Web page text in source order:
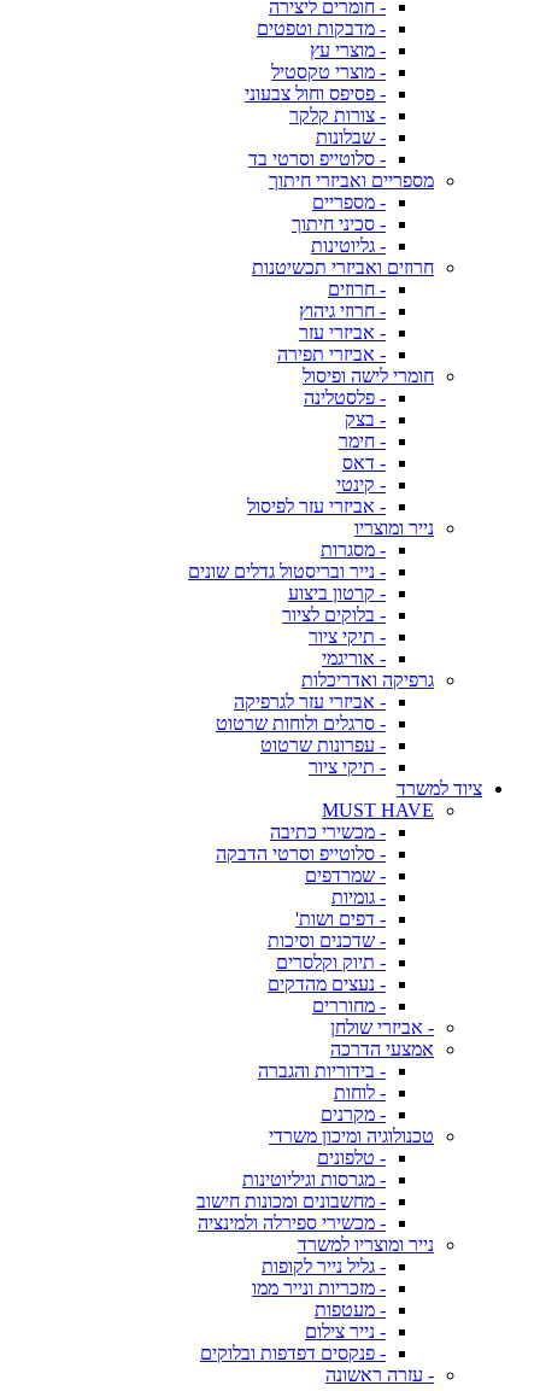
- חומרים ליצירה
- מדבקות וטפטים
- מוצרי עץ
- מוצרי טקסטיל
- פסיפס וחול צבעוני
- צורות קלקר
- שבלונות
- סלוטייפ וסרטי בד
מספריים ואביזרי חיתוך
- מספריים
- סכיני חיתוך
- גליוטינות
חרוזים ואביזרי תכשיטנות
- חרוזים
- חרוזי גיהוץ
- אביזרי עזר
- אביזרי תפירה
חומרי לישה ופיסול
- פלסטלינה
- בצק
- חימר
- דאס
- קינטי
- אביזרי עזר לפיסול
נייר ומוצריו
- מסגרות
- נייר ובריסטול גדלים שונים
- קרטון ביצוע
- בלוקים לציור
- תיקי ציור
- אוריגמי
גרפיקה ואדריכלות
- אביזרי עזר לגרפיקה
- סרגלים ולוחות שרטוט
- עפרונות שרטוט
- תיקי ציור
ציוד למשרד
MUST HAVE
- מכשירי כתיבה
- סלוטייפ וסרטי הדבקה
- שמרדפים
- גומיות
- דפים ושות'
- שדכנים וסיכות
- תיוק וקלסרים
- נעצים מהדקים
- מחוררים
- אביזרי שולחן
אמצעי הדרכה
- בידוריות והגברה
- לוחות
- מקרנים
טכנולוגיה ומיכון משרדי
- טלפונים
- מגרסות וגיליוטינות
- מחשבונים ומכונות חישוב
- מכשירי ספירלה ולמינציה
נייר ומוצריו למשרד
- גליל נייר לקופות
- מזכריות ונייר ממו
- מעטפות
- נייר צילום
- פנקסים דפדפות ובלוקים
- עזרה ראשונה